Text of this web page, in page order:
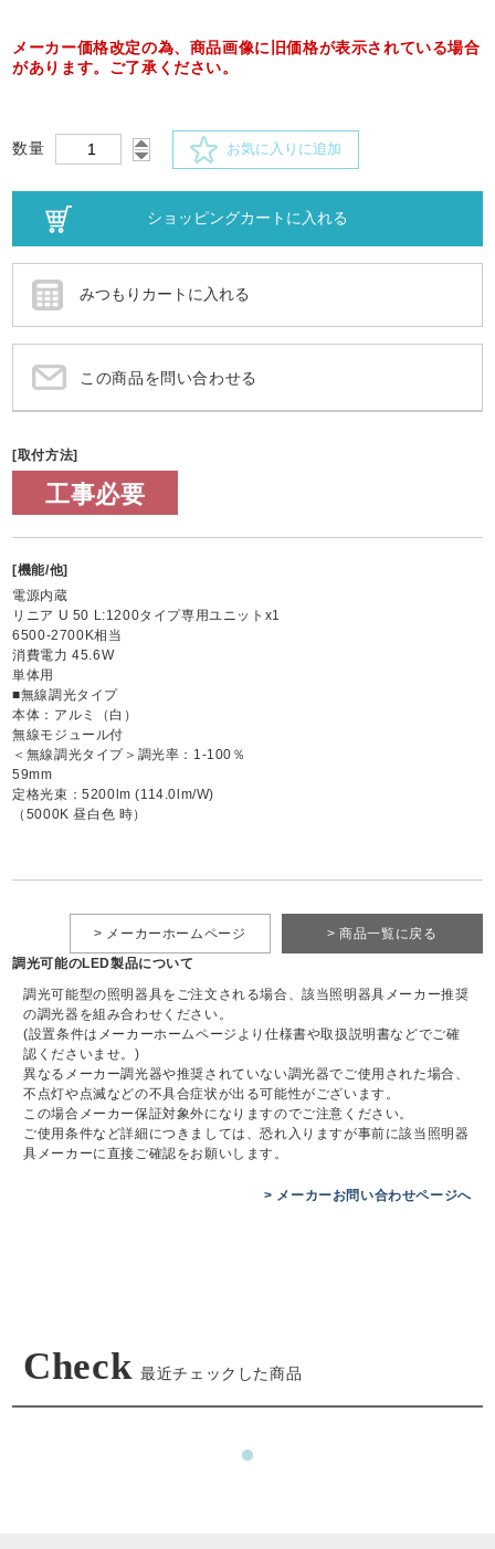
メーカー価格改定の為、商品画像に旧価格が表示されている場合
があります。ご了承ください。
数量 お気に入りに追加
この商品を問い合わせる
[取付方法]
工事必要
[機能/他]
電源内蔵
リニア U 50 L:1200タイプ専用ユニットx1
6500-2700K相当
消費電力 45.6W
単体用
■無線調光タイプ
本体：アルミ（白）
無線モジュール付
＜無線調光タイプ＞調光率：1-100％
59mm
定格光束：5200lm (114.0lm/W)
（5000K 昼白色 時）
> 商品一覧に戻る
> メーカーホームページ
調光可能のLED製品について
調光可能型の照明器具をご注文される場合、該当照明器具メーカー推奨
の調光器を組み合わせください。
(設置条件はメーカーホームページより仕様書や取扱説明書などでご確
認くださいませ。)
異なるメーカー調光器や推奨されていない調光器でご使用された場合、
不点灯や点滅などの不具合症状が出る可能性がございます。
この場合メーカー保証対象外になりますのでご注意ください。
ご使用条件など詳細につきましては、恐れ入りますが事前に該当照明器
具メーカーに直接ご確認をお願いします。
> メーカーお問い合わせページへ
Check 最近チェックした商品